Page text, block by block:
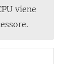
viene